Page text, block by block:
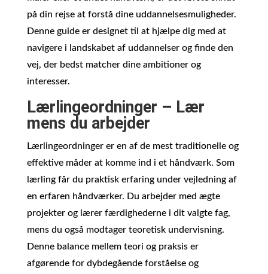
på din rejse at forstå dine uddannelsesmuligheder.
Denne guide er designet til at hjælpe dig med at
navigere i landskabet af uddannelser og finde den
vej, der bedst matcher dine ambitioner og
interesser.
Lærlingeordninger – Lær
mens du arbejder
Lærlingeordninger er en af de mest traditionelle og
effektive måder at komme ind i et håndværk. Som
lærling får du praktisk erfaring under vejledning af
en erfaren håndværker. Du arbejder med ægte
projekter og lærer færdighederne i dit valgte fag,
mens du også modtager teoretisk undervisning.
Denne balance mellem teori og praksis er
afgørende for dybdegående forståelse og